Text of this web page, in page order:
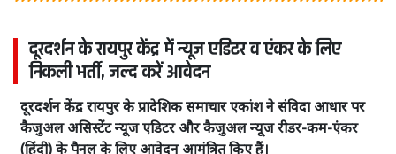
दूरदर्शन के रायपुर केंद्र में न्यूज एडिटर व एंकर के लिए
निकली भर्ती, जल्द करें आवेदन
दूरदर्शन केंद्र रायपुर के प्रादेशिक समाचार एकांश ने संविदा आधार पर
कैजुअल असिस्टेंट न्यूज एडिटर और कैजुअल न्यूज रीडर-कम-एंकर
(हिंदी) के पैनल के लिए आवेदन आमंत्रित किए हैं।